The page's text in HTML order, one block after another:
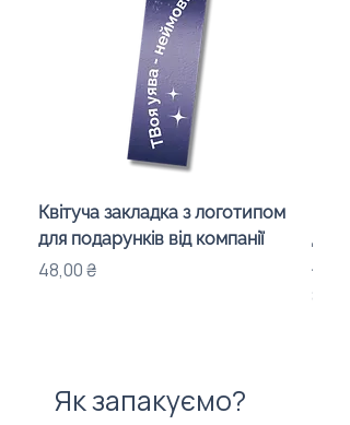
Квітуча закладка з логотипом
для подарунків від компанії
Ціна
48,00 ₴
для
Ціна
Як запакуємо?